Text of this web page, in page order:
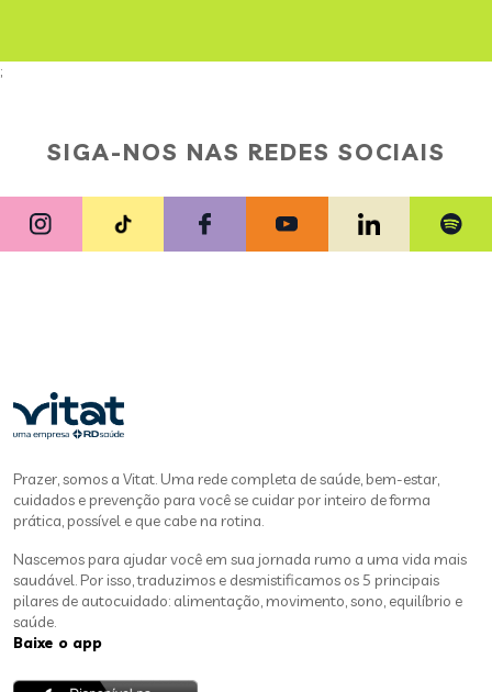
;
SIGA-NOS NAS REDES SOCIAIS
Prazer, somos a Vitat. Uma rede completa de saúde, bem-estar,
cuidados e prevenção para você se cuidar por inteiro de forma
prática, possível e que cabe na rotina.
Nascemos para ajudar você em sua jornada rumo a uma vida mais
saudável. Por isso, traduzimos e desmistificamos os 5 principais
pilares de autocuidado: alimentação, movimento, sono, equilíbrio e
saúde.
Baixe o app